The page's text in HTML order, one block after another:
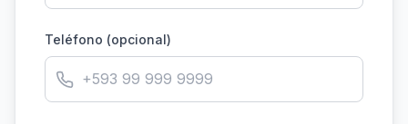
Teléfono (opcional)